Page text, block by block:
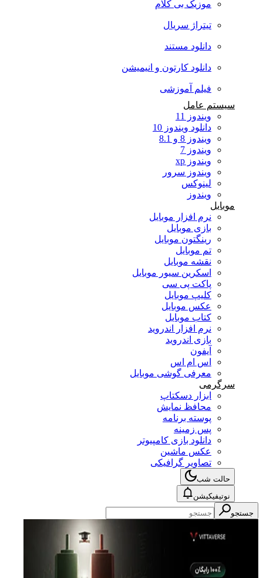
موزیک بی کلام
تیتراژ سریال
دانلود مستند
دانلود کارتون و انیمیشن
فیلم آموزشی
سیستم عامل
ویندوز 11
دانلود ویندوز 10
ویندوز 8 و 8.1
ویندوز 7
ویندوز xp
ویندوز سرور
لینوکس
ویندوز
موبایل
نرم افزار موبایل
بازی موبایل
رینگتون موبایل
تم موبایل
نقشه موبایل
اسکرین سیور موبایل
پاکت پی سی
کلیپ موبایل
عکس موبایل
کتاب موبایل
نرم افزار اندروید
بازی اندروید
آیفون
اس ام اس
معرفی گوشی موبایل
سرگرمی
ابزار دسکتاپ
محافظ نمایش
پوسته برنامه
پس زمینه
دانلود بازی کامپیوتر
عکس ماشین
تصاویر گرافیکی
حالت شب
نوتیفیکیشن
جستجو